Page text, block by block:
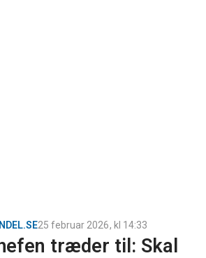
25 februar 2026, kl 14:33
træder til: Skal